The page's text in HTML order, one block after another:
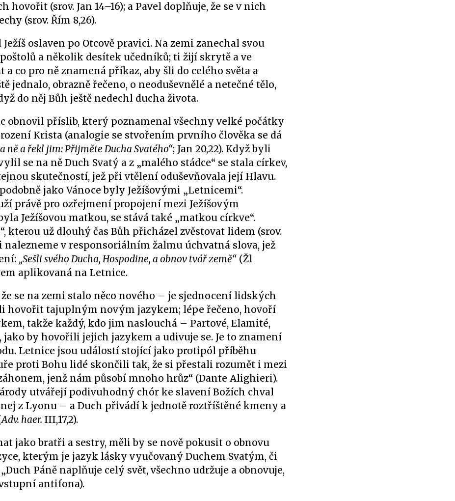
hovořit (srov. Jan 14–16); a Pavel doplňuje, že se v nich
(srov. Řím 8,26).
oslaven po Otcově pravici. Na zemi zanechal svou
a několik desítek učedníků; ti žijí skrytě a ve
a co pro ně znamená příkaz, aby šli do celého světa a
jednalo, obrazně řečeno, o neoduševnělé a netečné tělo,
do něj Bůh ještě nedechl ducha života.
obnovil příslib, který poznamenal všechny velké počátky
Krista (analogie se stvořením prvního člověka se dá
ně a řekl jim: Přijměte Ducha Svatého“; Jan 20,22). Když byli
se na ně Duch Svatý a z „malého stádce“ se stala církev,
skutečností, jež při vtělení oduševňovala její Hlavu.
jako Vánoce byly Ježíšovými „Letnicemi“.
právě pro ozřejmení propojení mezi Ježíšovým
Ježíšovou matkou, se stává také „matkou církve“.
kterou už dlouhý čas Bůh přicházel zvěstovat lidem (srov.
nalezneme v responsoriálním žalmu úchvatná slova, jež
„Sešli svého Ducha, Hospodine, a obnov tvář země“ (Žl
aplikovaná na Letnice.
se na zemi stalo něco nového – je sjednocení lidských
hovořit tajuplným novým jazykem; lépe řečeno, hovoří
takže každý, kdo jim naslouchá – Partové, Elamité,
by hovořili jejich jazykem a udivuje se. Je to znamení
Letnice jsou událostí stojící jako protipól příběhu
proti Bohu lidé skončili tak, že si přestali rozumět i mezi
jenž nám působí mnoho hrůz“ (Dante Alighieri).
utvářejí podivuhodný chór ke slavení Božích chval
z Lyonu – a Duch přivádí k jednotě roztříštěné kmeny a
Adv. haer. III,17,2).
jako bratři a sestry, měli by se nově pokusit o obnovu
kterým je jazyk lásky vyučovaný Duchem Svatým, či
„Duch Páně naplňuje celý svět, všechno udržuje a obnovuje,
antifona).